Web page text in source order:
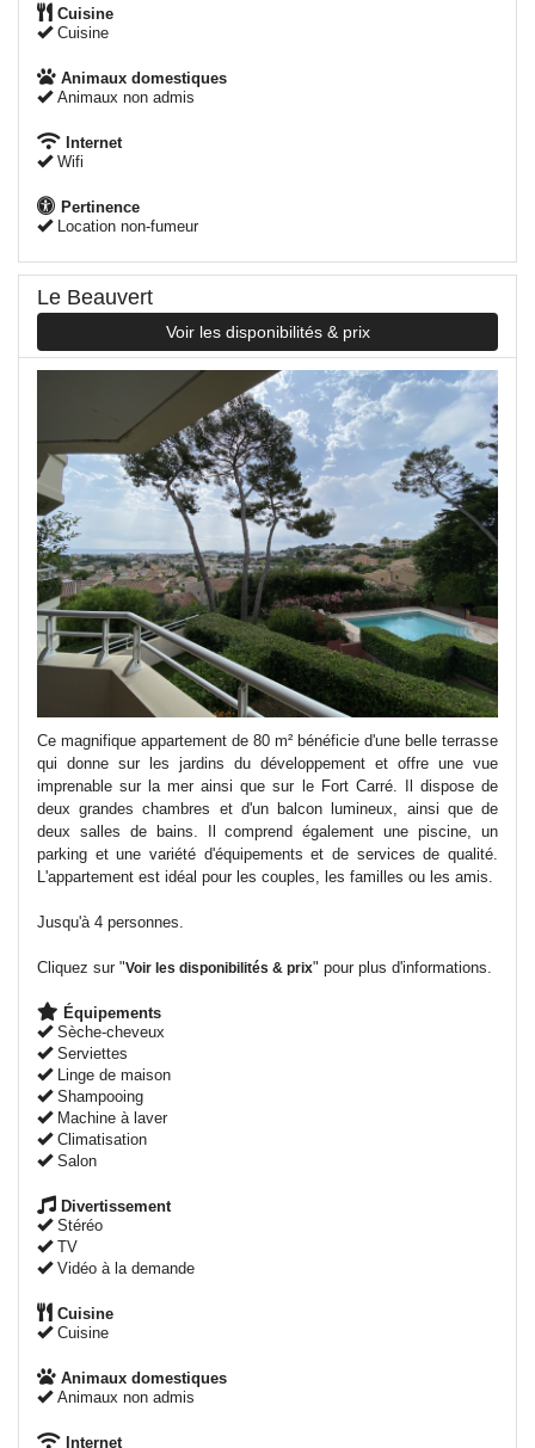
Cuisine
Cuisine
Animaux domestiques
Animaux non admis
Internet
Wifi
Pertinence
Location non-fumeur
Le Beauvert
Voir les disponibilités & prix
Ce magnifique appartement de 80 m² bénéficie d'une belle terrasse
qui donne sur les jardins du développement et offre une vue
imprenable sur la mer ainsi que sur le Fort Carré. Il dispose de
deux grandes chambres et d'un balcon lumineux, ainsi que de
deux salles de bains. Il comprend également une piscine, un
parking et une variété d'équipements et de services de qualité.
L'appartement est idéal pour les couples, les familles ou les amis.
Jusqu'à 4 personnes.
Cliquez sur "Voir les disponibilités & prix" pour plus d'informations.
Équipements
Sèche-cheveux
Serviettes
Linge de maison
Shampooing
Machine à laver
Climatisation
Salon
Divertissement
Stéréo
TV
Vidéo à la demande
Cuisine
Cuisine
Animaux domestiques
Animaux non admis
Internet